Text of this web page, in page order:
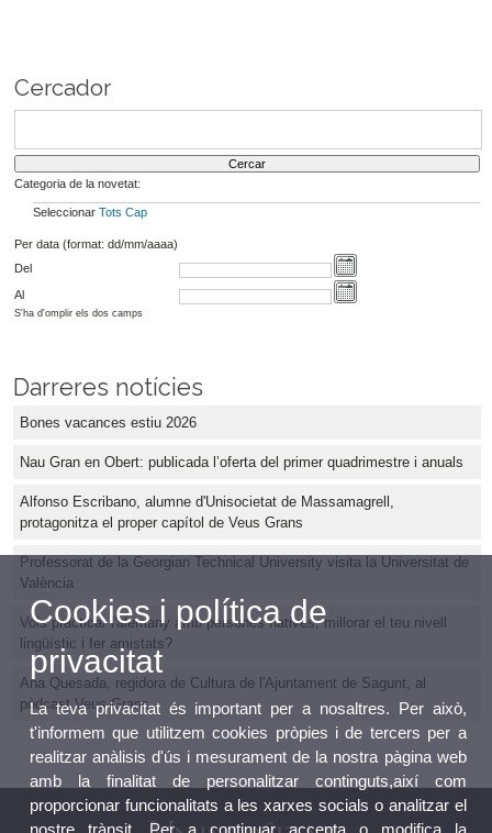
Cercador
Categoria de la novetat:
Seleccionar Tots Cap
Per data (format: dd/mm/aaaa)
Del
Al
S'ha d'omplir els dos camps
Darreres notícies
Bones vacances estiu 2026
Nau Gran en Obert: publicada l’oferta del primer quadrimestre i anuals
Alfonso Escribano, alumne d'Unisocietat de Massamagrell,
protagonitza el proper capítol de Veus Grans
Professorat de la Georgian Technical University visita la Universitat de
València
Vols practicar l'alemany amb persones natives, millorar el teu nivell
lingüístic i fer amistats?
Ana Quesada, regidora de Cultura de l'Ajuntament de Sagunt, al
pòdcast Veus Grans
Cookies i política de
privacitat
La teva privacitat és important per a nosaltres. Per això,
t'informem que utilitzem cookies pròpies i de tercers per a
realitzar anàlisis d'ús i mesurament de la nostra pàgina web
amb la finalitat de personalitzar continguts,així com
proporcionar funcionalitats a les xarxes socials o analitzar el
nostre trànsit. Per a continuar accepta o modifica la